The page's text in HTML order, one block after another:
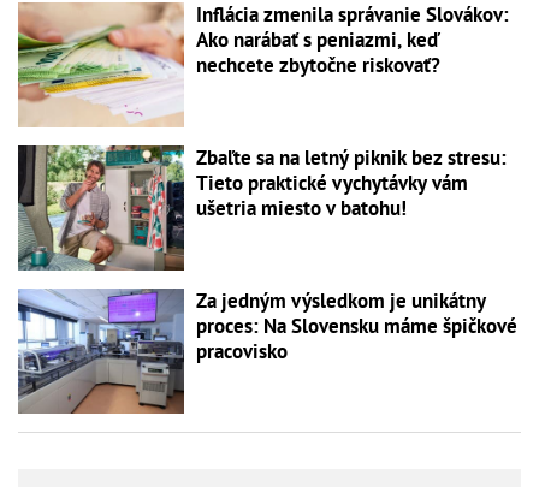
Inflácia zmenila správanie Slovákov:
Ako narábať s peniazmi, keď
nechcete zbytočne riskovať?
Zbaľte sa na letný piknik bez stresu:
Tieto praktické vychytávky vám
ušetria miesto v batohu!
Za jedným výsledkom je unikátny
proces: Na Slovensku máme špičkové
pracovisko